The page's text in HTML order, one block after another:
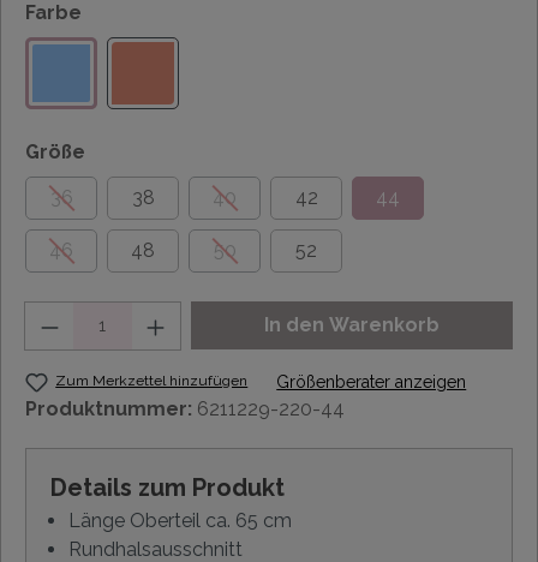
Farbe
Größe
36
38 40 42 44
46 48 50 52
In den Warenkorb
Zum Merkzettel hinzufügen Größenberater anzeigen
Produktnummer: 6211229-220-44
Details zum Produkt
Länge Oberteil ca. 65 cm
Rundhalsausschnitt